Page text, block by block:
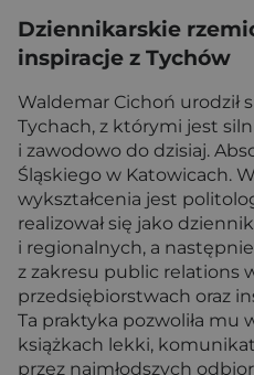
Dziennikarskie
inspiracje z Tychów
Waldemar Cichoń urodził
Tychach, z którymi jest
i zawodowo do dzisiaj.
Śląskiego w Katowicach.
wykształcenia jest
realizował się jako
i regionalnych, a
z zakresu public relations
przedsiębiorstwach oraz
Ta praktyka pozwoliła mu
książkach lekki,
przez najmłodszych